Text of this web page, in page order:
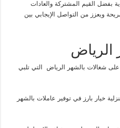
بفضل القيم المشتركة والعادات
ويعزز من التواصل الإيجابي بين
الرياض
شغالات بالشهر الرياض التي تلبي
خيار بارز في توفير عاملات بالشهر